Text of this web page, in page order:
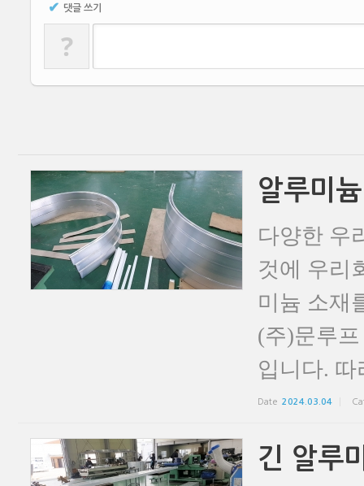
✔ 댓글 쓰기
?
알루미
다양한 우
것에 우리
미늄 소재
(주)문루
입니다.
Date 2024.03.04
긴 알루